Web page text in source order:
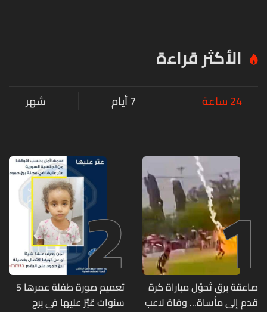
الأكثر قراءة
24 ساعة 7 أيام شهر
1
صاعقة برق تُحوّل مباراة كرة
قدم إلى مأساة... وفاة لاعب
2
تعميم صورة طفلة عمرها 5
سنوات عُثِرَ عليها في برج